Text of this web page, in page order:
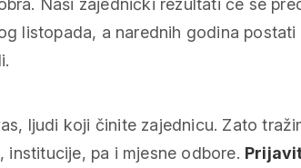
listopada, a narednih godina postati
ljudi koji činite zajednicu. Zato
pa i mjesne odbore.